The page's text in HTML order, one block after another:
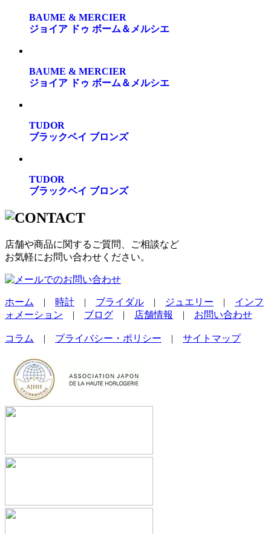
BAUME & MERCIER
ジョイア ドゥ ボーム＆メルシエ
BAUME & MERCIER
ジョイア ドゥ ボーム＆メルシエ
TUDOR
ブラックベイ ブロンズ
TUDOR
ブラックベイ ブロンズ
店舗や商品に関するご質問、ご相談など
お気軽にお問い合わせください。
ホーム | 時計 | ブライダル | ジュエリー | インフ
ォメーション | ブログ | 店舗情報 | お問い合わせ
コラム | プライバシー・ポリシー | サイトマップ